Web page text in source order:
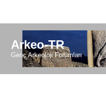
Arkeo-TR
Genç Arkeoloji Forumları